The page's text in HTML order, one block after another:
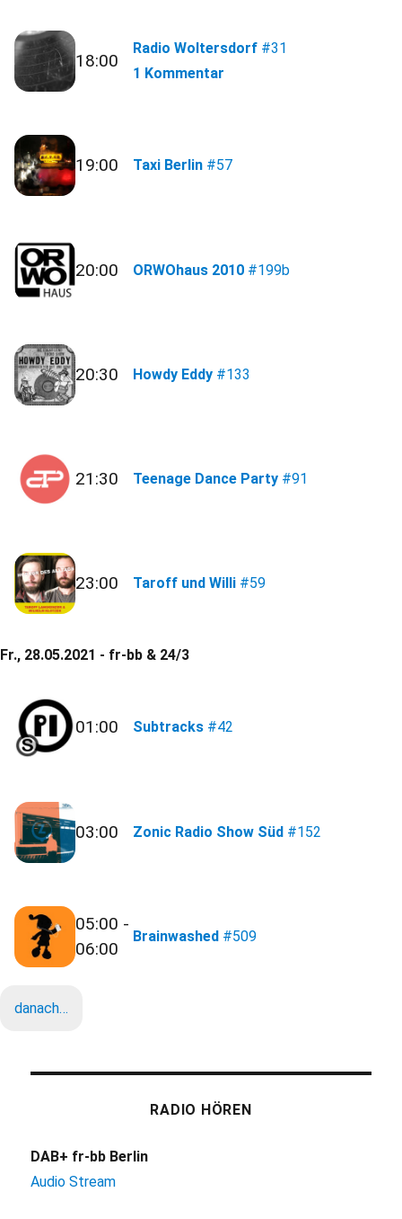
18:00
Radio Woltersdorf #31
1 Kommentar
19:00 Taxi Berlin #57
20:00 ORWOhaus 2010 #199b
20:30 Howdy Eddy #133
21:30 Teenage Dance Party #91
23:00 Taroff und Willi #59
Fr., 28.05.2021 - fr-bb & 24/3
01:00 Subtracks #42
03:00 Zonic Radio Show Süd #152
05:00 -
06:00
Brainwashed #509
danach…
RADIO HÖREN
DAB+ fr-bb Berlin
Audio Stream